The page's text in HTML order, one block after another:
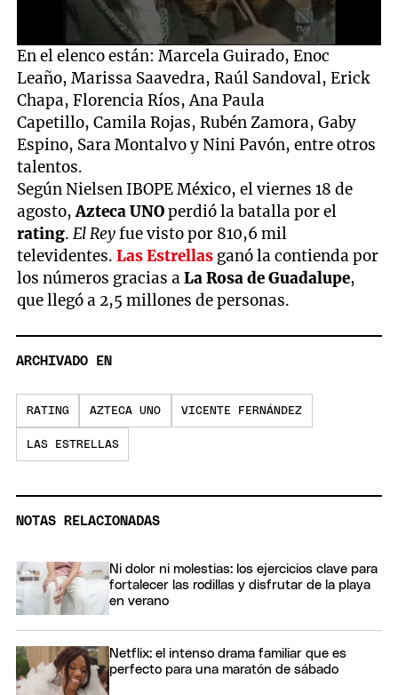
0
seconds
of
2
minutes,
10
seconds
En el elenco están: Marcela Guirado, Enoc
Leaño, Marissa Saavedra, Raúl Sandoval, Erick
Chapa, Florencia Ríos, Ana Paula
Capetillo, Camila Rojas, Rubén Zamora, Gaby
Espino, Sara Montalvo y Nini Pavón, entre otros
talentos.
Según Nielsen IBOPE México, el viernes 18 de
agosto,Azteca UNOperdió la batalla por el
rating.El Reyfue visto por 810,6 mil
televidentes.Las Estrellas ganó la contienda por
los números gracias aLa Rosa de Guadalupe,
que llegó a 2,5 millones de personas.
ARCHIVADO EN
RATING AZTECA UNO VICENTE FERNÁNDEZ
LAS ESTRELLAS
NOTAS RELACIONADAS
Ni dolor ni molestias: los ejercicios clave para
fortalecer las rodillas y disfrutar de la playa
en verano
Netflix: el intenso drama familiar que es
perfecto para una maratón de sábado